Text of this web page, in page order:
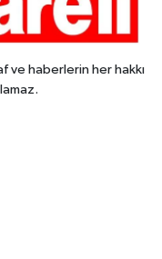
ve haberlerin her hakkı